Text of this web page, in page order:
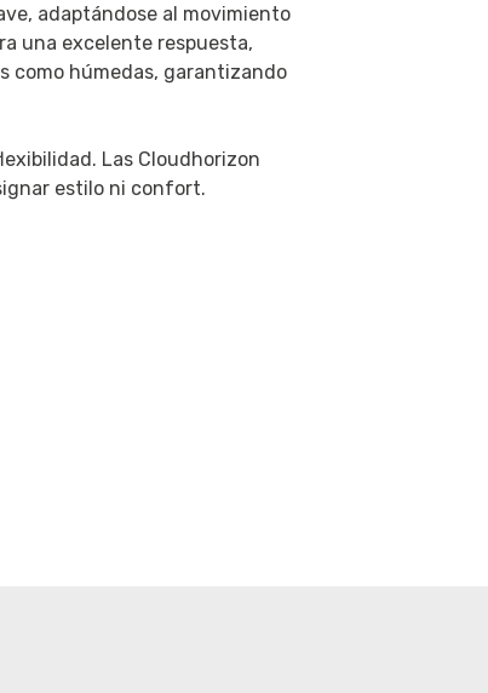
adaptándose al movimiento
una excelente respuesta,
como húmedas, garantizando
Las Cloudhorizon
estilo ni confort.